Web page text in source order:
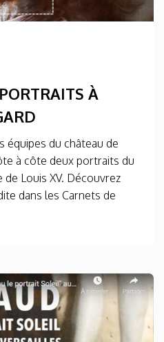
À
équipes du château de
à côte deux portraits du
Louis XV. Découvrez
dans les Carnets de